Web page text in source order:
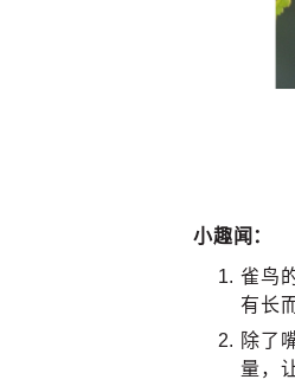
小趣闻：
雀鸟
有长
除了
量，